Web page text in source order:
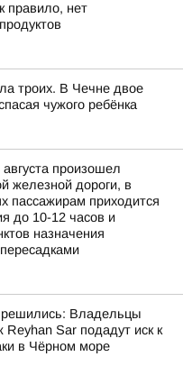
правило, нет
троих. В Чечне двое
чужого ребёнка
произошел
железной дороги, в
пассажирам приходится
до 10-12 часов и
назначения
решились: Владельцы
Reyhan Sar подадут иск к
в Чёрном море